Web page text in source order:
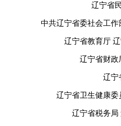
辽宁省民
中共辽宁省委社会工作
辽宁省教育厅 辽
辽宁省财政
辽宁省
辽宁省卫生健康委
辽宁省税务局